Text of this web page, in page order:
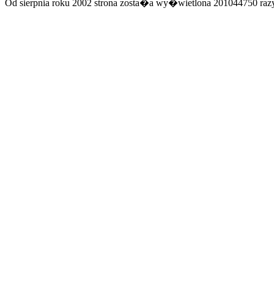
Od sierpnia roku 2002 strona zosta�a wy�wietlona 201044750